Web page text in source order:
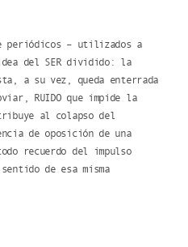
periódicos – utilizados a
del SER dividido: la
a su vez, queda enterrada
RUIDO que impide la
al colapso del
de oposición de una
recuerdo del impulso
de esa misma